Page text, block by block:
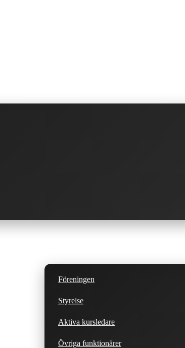
Föreningen
Styrelse
Aktiva kursledare
Övriga funktionärer